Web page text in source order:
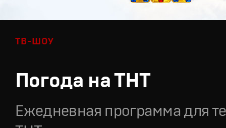
ТВ-ШОУ
Погода на ТНТ
Ежедневная программа для